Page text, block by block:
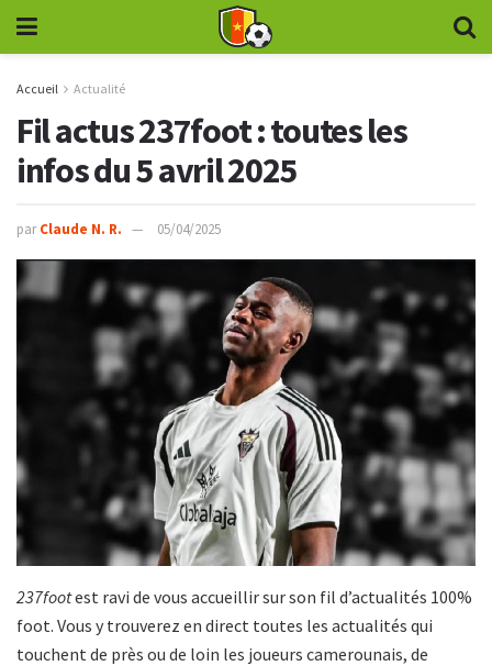
Accueil Actualité
Fil actus 237foot : toutes les
infos du 5 avril 2025
par Claude N. R. 05/04/2025
237footest ravi de vous accueillir sur son fil d’actualités 100%
foot. Vous y trouverez en direct toutes les actualités qui
touchent de près ou de loin les joueurs camerounais, de